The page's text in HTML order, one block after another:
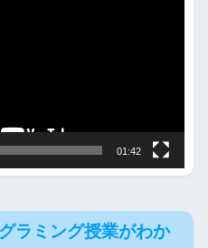
01:42
ラミング授業がわか